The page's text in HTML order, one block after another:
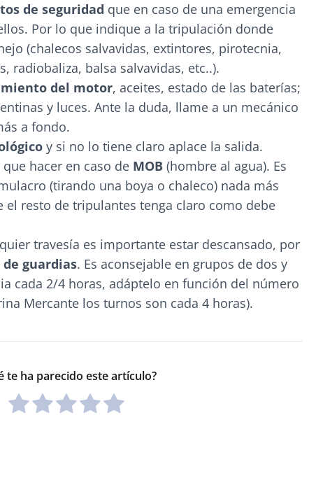
de seguridad que en caso de una emergencia
Por lo que indique a la tripulación donde
(chalecos salvavidas, extintores, pirotecnia,
radiobaliza, balsa salvavidas, etc..).
del motor, aceites, estado de las baterías;
y luces. Ante la duda, llame a un mecánico
a fondo.
y si no lo tiene claro aplace la salida.
hacer en caso de MOB (hombre al agua). Es
(tirando una boya o chaleco) nada más
el resto de tripulantes tenga claro como debe
travesía es importante estar descansado, por
guardias. Es aconsejable en grupos de dos y
cada 2/4 horas, adáptelo en función del número
Mercante los turnos son cada 4 horas).
te ha parecido este artículo?